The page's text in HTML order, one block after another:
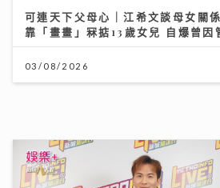
28/07/2026